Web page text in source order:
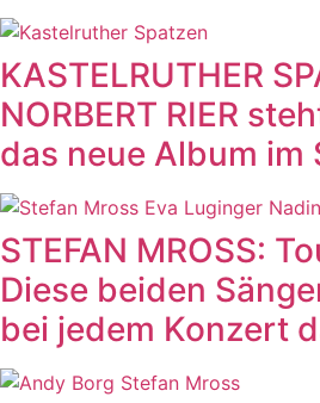
KASTELRUTHER
NORBERT RIER
das neue Album im
STEFAN MROSS:
Diese beiden
bei jedem Konzert